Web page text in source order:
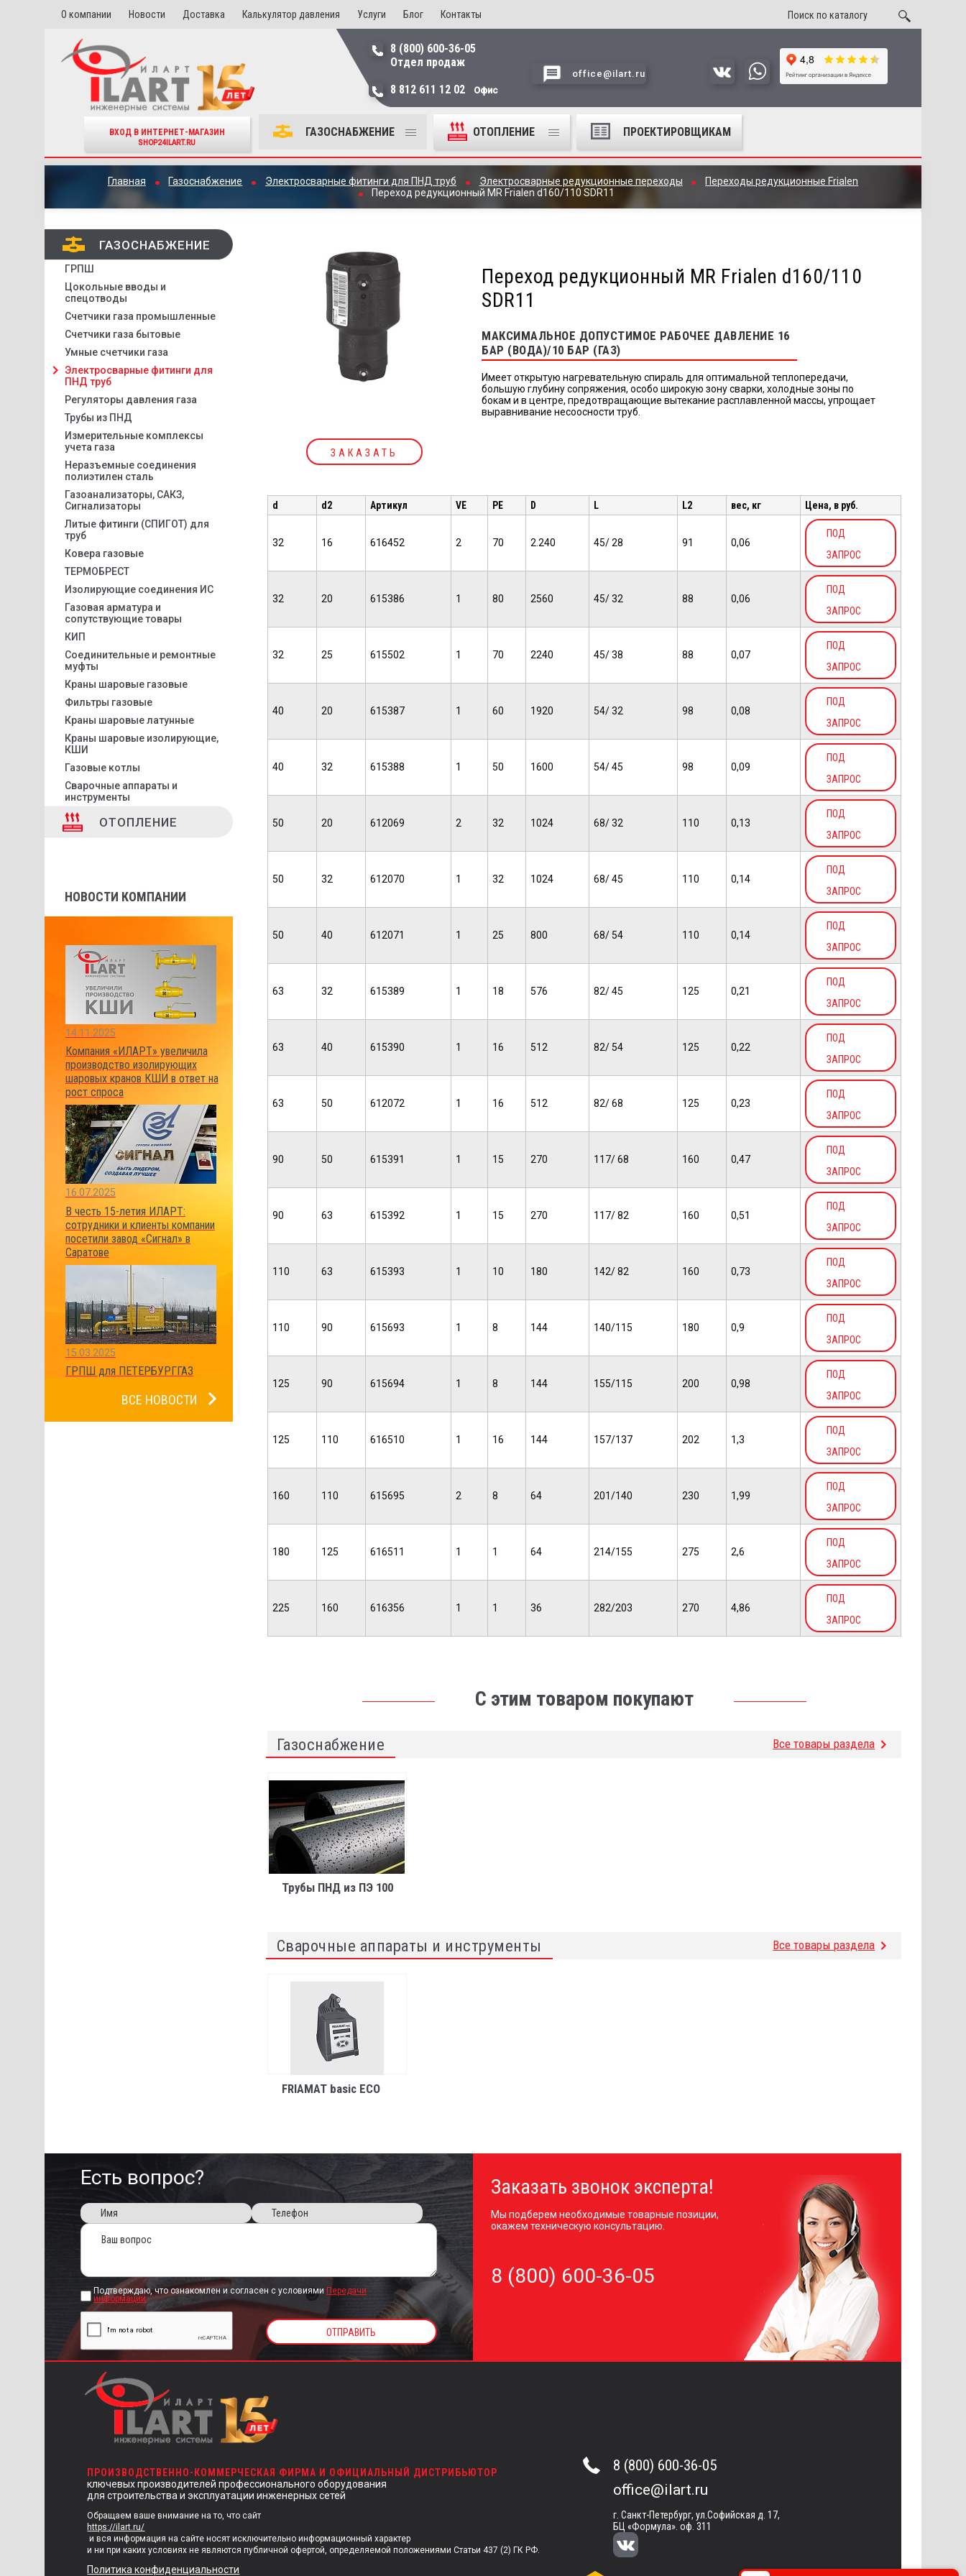
О компании Новости Доставка Калькулятор давления Услуги Блог Контакты
ВХОД В ИНТЕРНЕТ-МАГАЗИН
SHOP24ILART.RU
8 (800) 600-36-05
Отдел продаж
8 812 611 12 02
Офис
office@ilart.ru
ГАЗОСНАБЖЕНИЕ ОТОПЛЕНИЕ ПРОЕКТИРОВЩИКАМ
Главная Газоснабжение Электросварные фитинги для ПНД труб Электросварные редукционные переходы
Переходы редукционные Frialen
Переход редукционный MR Frialen d160/110 SDR11
ГАЗОСНАБЖЕНИЕ
ГРПШ
Цокольные вводы и
спецотводы
Счетчики газа промышленные
Счетчики газа бытовые
Умные счетчики газа
Электросварные фитинги для
ПНД труб
Регуляторы давления газа
Трубы из ПНД
Измерительные комплексы
учета газа
Неразъемные соединения
полиэтилен сталь
Газоанализаторы, САКЗ,
Сигнализаторы
Литые фитинги (СПИГОТ) для
труб
Ковера газовые
ТЕРМОБРЕСТ
Изолирующие соединения ИС
Газовая арматура и
сопутствующие товары
КИП
Соединительные и ремонтные
муфты
Краны шаровые газовые
Фильтры газовые
Краны шаровые латунные
Краны шаровые изолирующие,
КШИ
Газовые котлы
Сварочные аппараты и
инструменты
ОТОПЛЕНИЕ
НОВОСТИ КОМПАНИИ
14.11.2025
Компания «ИЛАРТ» увеличила
производство изолирующих
шаровых кранов КШИ в ответ на
рост спроса
16.07.2025
В честь 15-летия ИЛАРТ:
сотрудники и клиенты компании
посетили завод «Сигнал» в
Саратове
15.03.2025
ГРПШ для ПЕТЕРБУРГГАЗ
ВСЕ НОВОСТИ
ЗАКАЗАТЬ
Переход редукционный MR Frialen d160/110
SDR11
МАКСИМАЛЬНОЕ ДОПУСТИМОЕ РАБОЧЕЕ ДАВЛЕНИЕ 16
БАР (ВОДА)/10 БАР (ГАЗ)
Имеет открытую нагревательную спираль для оптимальной теплопередачи,
большую глубину сопряжения, особо широкую зону сварки, холодные зоны по
бокам и в центре, предотвращающие вытекание расплавленной массы, упрощает
выравнивание несоосности труб.
d d2 Артикул VE PE D L L2 вес, кг Цена, в руб.
32 16 616452 2 70 2.240 45/ 28 91 0,06
ПОД
ЗАПРОС
32 20 615386 1 80 2560 45/ 32 88 0,06
ПОД
ЗАПРОС
32 25 615502 1 70 2240 45/ 38 88 0,07
ПОД
ЗАПРОС
40 20 615387 1 60 1920 54/ 32 98 0,08
ПОД
ЗАПРОС
40 32 615388 1 50 1600 54/ 45 98 0,09
ПОД
ЗАПРОС
50 20 612069 2 32 1024 68/ 32 110 0,13
ПОД
ЗАПРОС
50 32 612070 1 32 1024 68/ 45 110 0,14
ПОД
ЗАПРОС
50 40 612071 1 25 800 68/ 54 110 0,14
ПОД
ЗАПРОС
63 32 615389 1 18 576 82/ 45 125 0,21
ПОД
ЗАПРОС
63 40 615390 1 16 512 82/ 54 125 0,22
ПОД
ЗАПРОС
63 50 612072 1 16 512 82/ 68 125 0,23
ПОД
ЗАПРОС
90 50 615391 1 15 270 117/ 68 160 0,47
ПОД
ЗАПРОС
90 63 615392 1 15 270 117/ 82 160 0,51
ПОД
ЗАПРОС
110 63 615393 1 10 180 142/ 82 160 0,73
ПОД
ЗАПРОС
110 90 615693 1 8 144 140/115 180 0,9
ПОД
ЗАПРОС
125 90 615694 1 8 144 155/115 200 0,98
ПОД
ЗАПРОС
125 110 616510 1 16 144 157/137 202 1,3
ПОД
ЗАПРОС
160 110 615695 2 8 64 201/140 230 1,99
ПОД
ЗАПРОС
180 125 616511 1 1 64 214/155 275 2,6
ПОД
ЗАПРОС
225 160 616356 1 1 36 282/203 270 4,86
ПОД
ЗАПРОС
С этим товаром покупают
Газоснабжение Все товары раздела
Трубы ПНД из ПЭ 100
Сварочные аппараты и инструменты Все товары раздела
FRIAMAT basic ECO
Есть вопрос?
Подтверждаю, что ознакомлен и согласен с условиями Передачи
информации
Заказать звонок эксперта!
Мы подберем необходимые товарные позиции,
окажем техническую консультацию.
8 (800) 600-36-05
ПРОИЗВОДСТВЕННО-КОММЕРЧЕСКАЯ ФИРМА И ОФИЦИАЛЬНЫЙ ДИСТРИБЬЮТОР
ключевых производителей профессионального оборудования
для строительства и эксплуатации инженерных сетей
Обращаем ваше внимание на то, что сайт
https://ilart.ru/
и вся информация на сайте носят исключительно информационный характер
и ни при каких условиях не являются публичной офертой, определяемой положениями Статьи 437 (2) ГК РФ.
Политика конфиденциальности
8 (800) 600-36-05
office@ilart.ru
г. Санкт-Петербург, ул.Софийская д. 17,
БЦ «Формула». оф. 311